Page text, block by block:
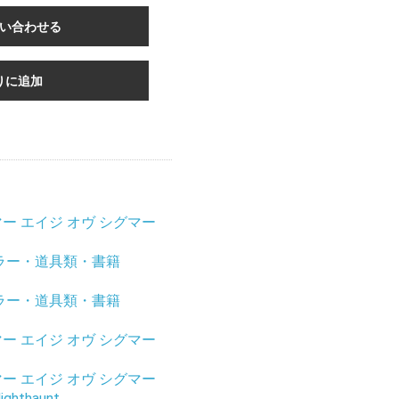
合わせる
に追加
エイジ オヴ シグマー
ー・道具類・書籍
ー・道具類・書籍
エイジ オヴ シグマー
エイジ オヴ シグマー